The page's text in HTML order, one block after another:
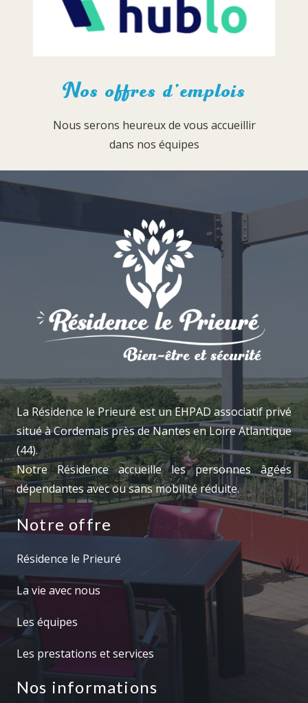
Nos offres d’emplois
Nous serons heureux de vous accueillir
dans nos équipes
La Résidence le Prieuré est un EHPAD associatif privé
situé à Cordemais près de Nantes en Loire Atlantique
(44).
Notre Résidence accueille les personnes âgées
dépendantes avec ou sans mobilité réduite.
Notre offre
Résidence le Prieuré
La vie avec nous
Les équipes
Les prestations et services
Nos informations